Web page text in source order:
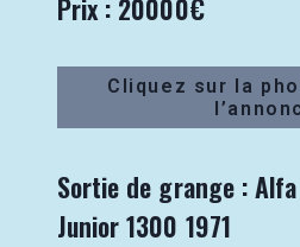
Prix : 20000€
Cliquez sur la
Sortie de grange : Alfa
Junior 1300 1971